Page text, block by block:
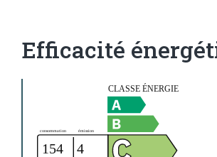
Efficacité